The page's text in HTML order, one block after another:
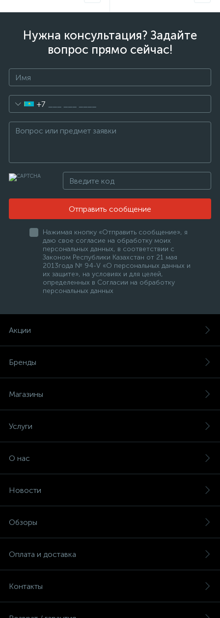
Нужна консультация? Задайте
вопрос прямо сейчас!
+7
Отправить сообщение
Нажимая кнопку «Отправить сообщение», я
даю свое согласие на обработку моих
персональных данных, в соответствии с
Законом Республики Казахстан от 21 мая
2013года № 94-V «О персональных данных и
их защите», на условиях и для целей,
определенных в Согласии на обработку
персональных данных
Акции
Бренды
Магазины
Услуги
О нас
Новости
Обзоры
Оплата и доставка
Контакты